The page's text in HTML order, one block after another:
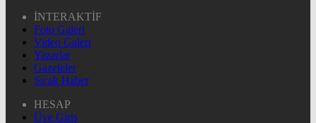
İNTERAKTİF
Foto Galeri
Video Galeri
Yazarlar
Gazeteler
Sıcak Haber
HESAP
Üye Giriş